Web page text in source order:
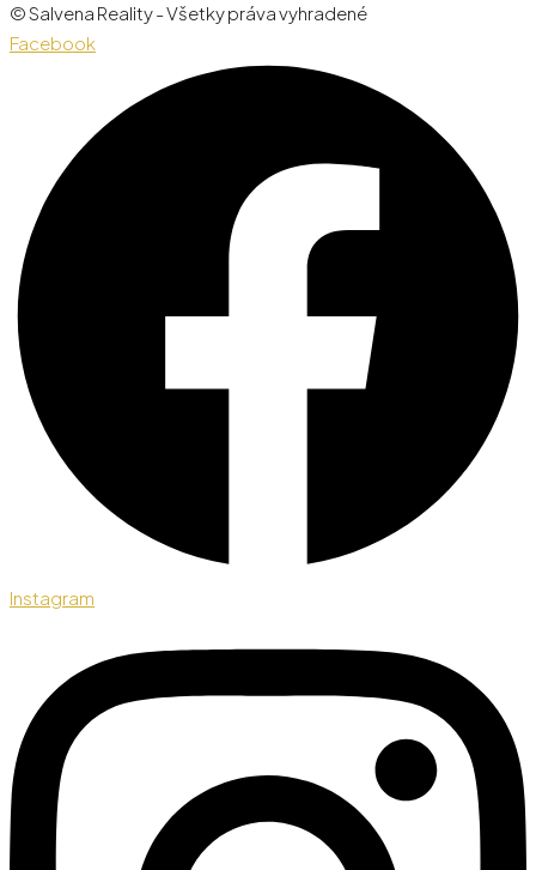
© Salvena Reality - Všetky práva vyhradené
Facebook
Instagram